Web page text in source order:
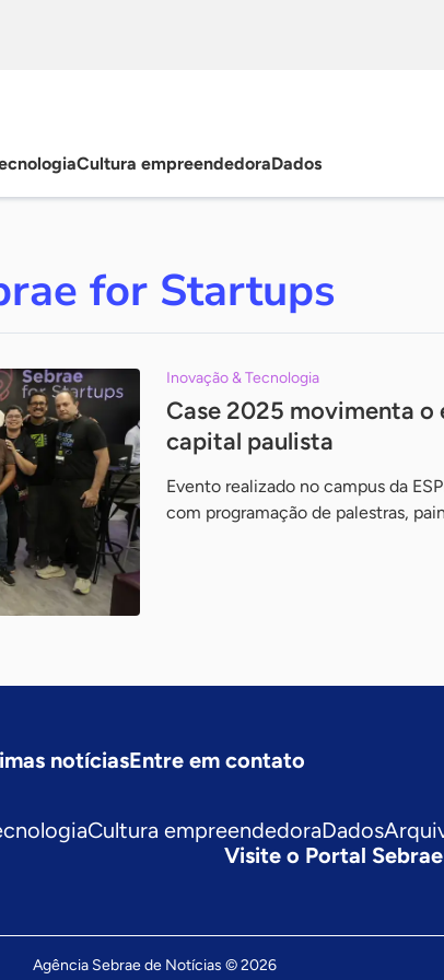
Cultura empreendedoraDados
for Startups
Inovação & Tecnologia
Case 2025 movimenta o
capital paulista
Evento realizado no campus da
com programação de palestras,
notíciasEntre em contato
Cultura empreendedoraDados
Visite o Portal Sebrae
Agência Sebrae de Notícias © 2026